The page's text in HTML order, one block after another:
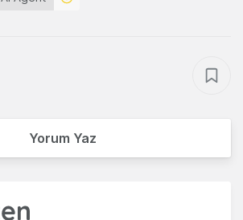
Yorum Yaz